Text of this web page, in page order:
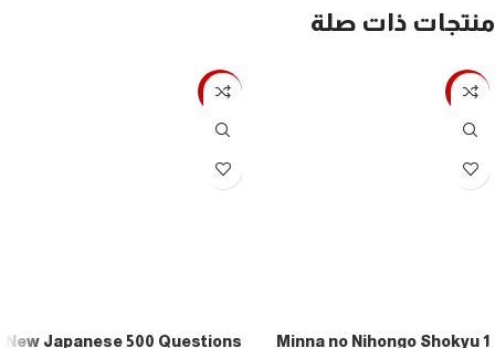
منتجات ذات صلة
-7%
Minna no Nihongo Shokyu 1
-7%
New Japanese 500 Questions